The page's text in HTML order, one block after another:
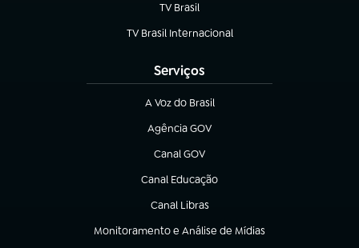
TV Brasil
(abre em nova aba)
TV Brasil Internacional
(abre em nova aba)
Serviços
A Voz do Brasil
(abre em nova aba)
Agência GOV
(abre em nova aba)
Canal GOV
(abre em nova aba)
Canal Educação
(abre em nova aba)
Canal Libras
(abre em nova aba)
Monitoramento e Análise de Mídias
(abre em nova aba)